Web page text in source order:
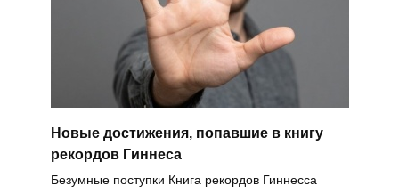
Новые достижения, попавшие в книгу
рекордов Гиннеса
Безумные поступки Книга рекордов Гиннесса